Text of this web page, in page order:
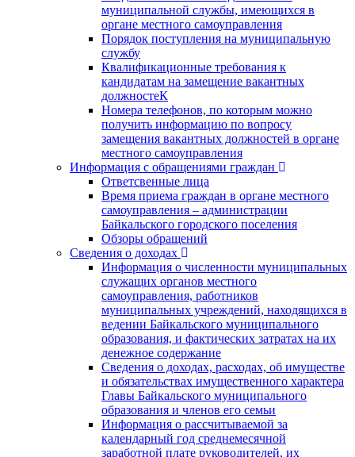
муниципальной службы, имеющихся в
органе местного самоуправления
Порядок поступления на муниципальную
службу
Квалификационные требования к
кандидатам на замещение вакантных
должностеК
Номера телефонов, по которым можно
получить информацию по вопросу
замещения вакантных должностей в органе
местного самоуправления
Информация с обращениями граждан
Ответсвенные лица
Время приема граждан в органе местного
самоуправления – администрации
Байкальского городского поселения
Обзоры обращений
Сведения о доходах
Информация о численности муниципальных
служащих органов местного
самоуправления, работников
муниципальных учреждений, находящихся в
ведении Байкальского муниципального
образования, и фактических затратах на их
денежное содержание
Сведения о доходах, расходах, об имуществе
и обязательствах имущественного характера
Главы Байкальского муниципального
образования и членов его семьи
Информация о рассчитываемой за
календарный год среднемесячной
заработной плате руководителей, их